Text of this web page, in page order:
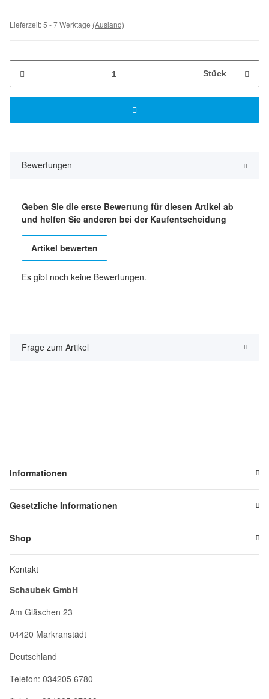
Lieferzeit:5 - 7 Werktage (Ausland)
Stück
Bewertungen
Geben Sie die erste Bewertung für diesen Artikel ab
und helfen Sie anderen bei der Kaufentscheidung
Artikel bewerten
Es gibt noch keine Bewertungen.
Frage zum Artikel
Informationen
Gesetzliche Informationen
Shop
Kontakt
Schaubek GmbH
Am Gläschen 23
04420 Markranstädt
Deutschland
Telefon: 034205 6780